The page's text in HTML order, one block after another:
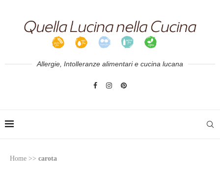
Allergie, Intolleranze alimentari e cucina lucana
Home >> carota